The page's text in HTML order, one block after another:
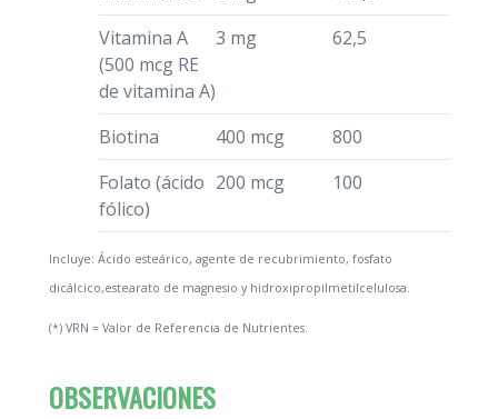
Vitamina A
(500 mcg RE
de vitamina A)
3 mg 62,5
Biotina 400 mcg
800
Folato (ácido
fólico)
200 mcg 100
Incluye: Ácido esteárico, agente de recubrimiento, fosfato
dicálcico,estearato de magnesio y hidroxipropilmetilcelulosa.
(*) VRN = Valor de Referencia de Nutrientes.
OBSERVACIONES